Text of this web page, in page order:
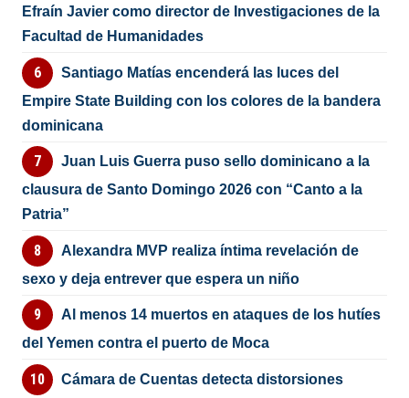
Efraín Javier como director de Investigaciones de la
Facultad de Humanidades
Santiago Matías encenderá las luces del
Empire State Building con los colores de la bandera
dominicana
Juan Luis Guerra puso sello dominicano a la
clausura de Santo Domingo 2026 con “Canto a la
Patria”
Alexandra MVP realiza íntima revelación de
sexo y deja entrever que espera un niño
Al menos 14 muertos en ataques de los hutíes
del Yemen contra el puerto de Moca
Cámara de Cuentas detecta distorsiones